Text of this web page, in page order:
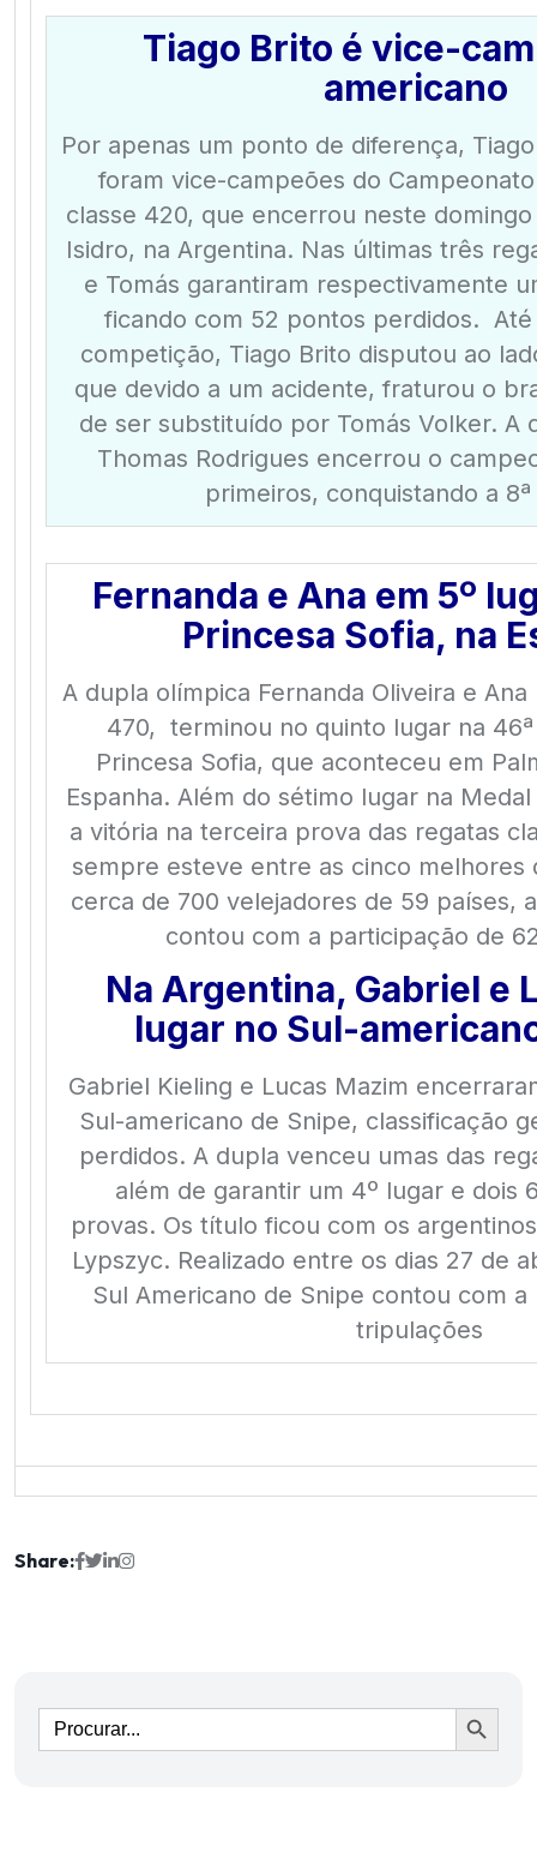
Tiago Brito é vice-
americano
Por apenas um ponto de diferença,
foram vice-campeões do
classe 420, que encerrou neste
Isidro, na Argentina. Nas últimas três
e Tomás garantiram respectivamente
ficando com 52 pontos perdidos. Até
competição, Tiago Brito disputou ao
que devido a um acidente, fraturou o
de ser substituído por Tomás Volker. A
Thomas Rodrigues encerrou o
primeiros, conquistando a
Fernanda e Ana em 5º
Princesa Sofia, na
A dupla olímpica Fernanda Oliveira e
470, terminou no quinto lugar na
Princesa Sofia, que aconteceu em
Espanha. Além do sétimo lugar na
a vitória na terceira prova das regatas
sempre esteve entre as cinco melhores
cerca de 700 velejadores de 59 países,
contou com a participação de
Na Argentina, Gabriel e
lugar no Sul-
Gabriel Kieling e Lucas Mazim
Sul-americano de Snipe, classificação
perdidos. A dupla venceu umas das
além de garantir um 4º lugar e dois
provas. Os título ficou com os
Lypszyc. Realizado entre os dias 27 de
Sul Americano de Snipe contou com
tripulações
Share:
Ir